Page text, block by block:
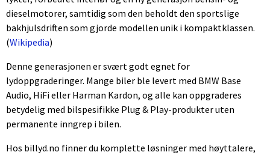
dieselmotorer, samtidig som den beholdt den sportslige
bakhjulsdriften som gjorde modellen unik i kompaktklassen.
(Wikipedia⁠)
Denne generasjonen er svært godt egnet for
lydoppgraderinger. Mange biler ble levert med BMW Base
Audio, HiFi eller Harman Kardon, og alle kan oppgraderes
betydelig med bilspesifikke Plug & Play-produkter uten
permanente inngrep i bilen.
Hos billyd.no finner du komplette løsninger med høyttalere,